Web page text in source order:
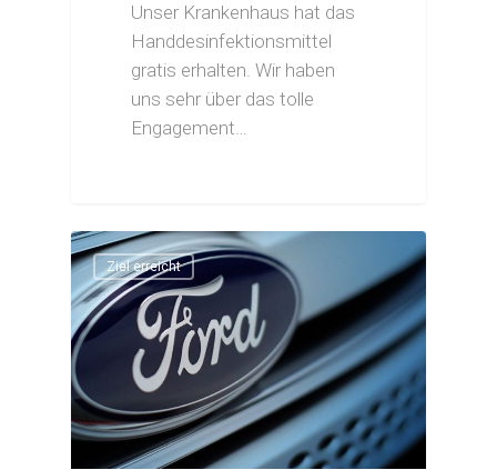
Unser Krankenhaus hat das
Handdesinfektionsmittel
gratis erhalten. Wir haben
uns sehr über das tolle
Engagement…
Ziel erreicht